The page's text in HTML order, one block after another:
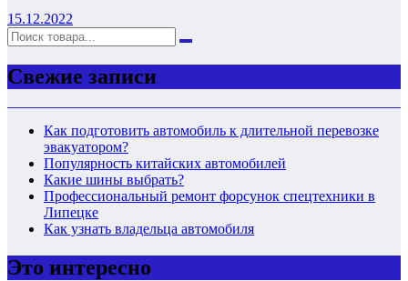
15.12.2022
Свежие записи
Как подготовить автомобиль к длительной перевозке
эвакуатором?
Популярность китайских автомобилей
Какие шины выбрать?
Профессиональный ремонт форсунок спецтехники в
Липецке
Как узнать владельца автомобиля
Это интересно